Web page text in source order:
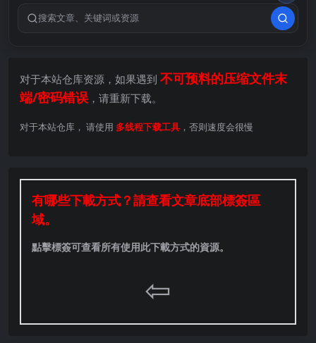
搜索关键词
对于本站仓库资源，如果遇到 不可预料的压缩文件末
端/密码错误 ，请重新下载。
对于本站仓库， 请使用 多线程下载工具 ，否则速度会很慢
有哪些下載方式？請查看文章底部標簽區
域。
點擊標簽可查看所有使用此下載方式的資源。
⇦